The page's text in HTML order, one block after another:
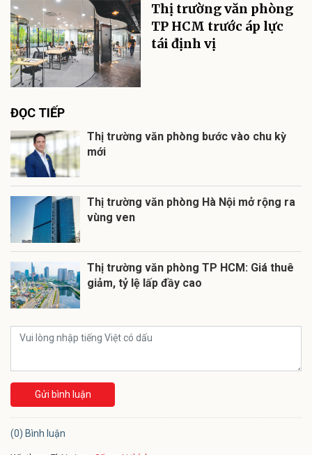
Thị trường văn phòng
TP HCM trước áp lực
tái định vị
ĐỌC TIẾP
Thị trường văn phòng bước vào chu kỳ
mới
Thị trường văn phòng Hà Nội mở rộng ra
vùng ven
Thị trường văn phòng TP HCM: Giá thuê
giảm, tỷ lệ lấp đầy cao
Gửi bình luận
(0) Bình luận